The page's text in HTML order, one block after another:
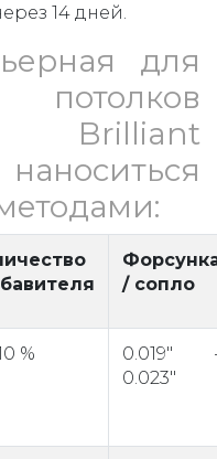
14 дней.
для
Brilliant
/ сопло
%
0.019"
0.023"